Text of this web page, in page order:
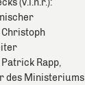
(v.l.n.r.):
Rapp,
des Ministeriums